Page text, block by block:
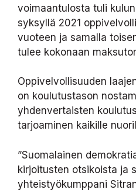
voimaantulosta tuli
syksyllä 2021
vuoteen ja samalla
tulee kokonaan
Oppivelvollisuuden
on koulutustason
yhdenvertaisten
tarjoaminen kaikille
”Suomalainen
kirjoitusten otsikoista ja
yhteistyökumppani